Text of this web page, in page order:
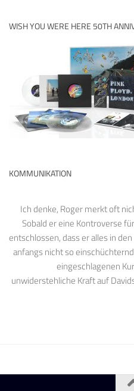
WISH YOU WERE HERE 50TH
KOMMUNIKATION
Ich denke, Roger merkt oft
Sobald er eine Kontroverse
entschlossen, dass er alles in
anfangs nicht so
eingeschlagenen
unwiderstehliche Kraft auf